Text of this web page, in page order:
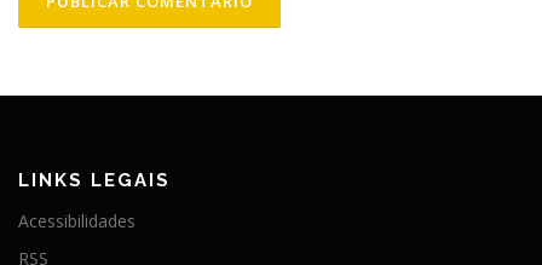
LINKS LEGAIS
Acessibilidades
RSS